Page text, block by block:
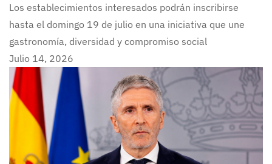
Los establecimientos interesados podrán inscribirse
hasta el domingo 19 de julio en una iniciativa que une
gastronomía, diversidad y compromiso social
Julio 14, 2026